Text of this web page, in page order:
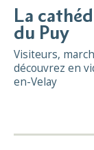
La
du Puy
Visiteurs,
découvrez en
en-Velay